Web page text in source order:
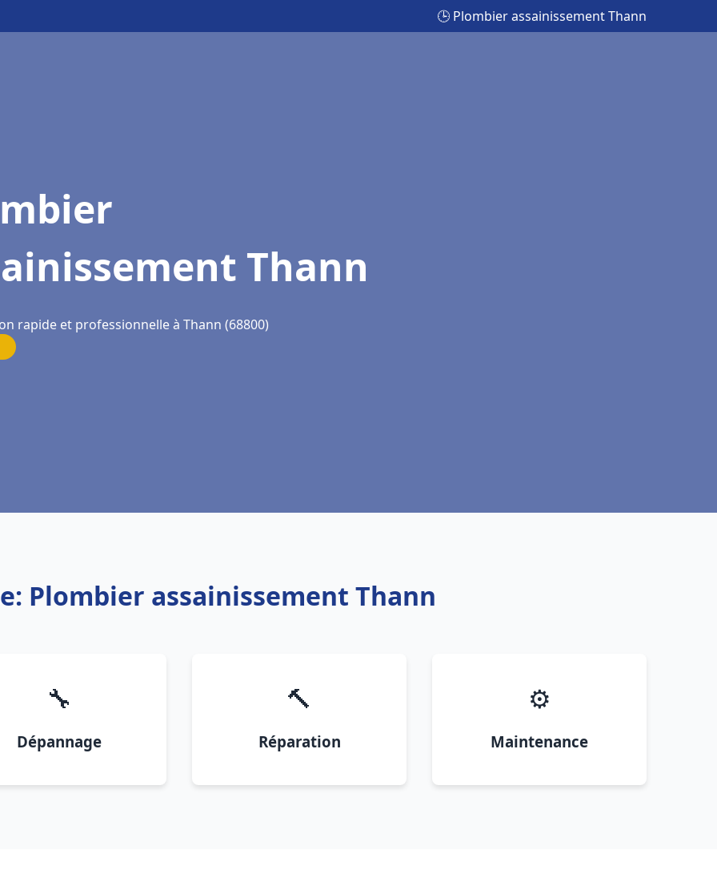
🕒 Plombier assainissement Thann
Thann
rapide et professionnelle à Thann (68800)
Plombier assainissement Thann
🔧
Dépannage
🔨
Réparation
⚙️
Maintenance